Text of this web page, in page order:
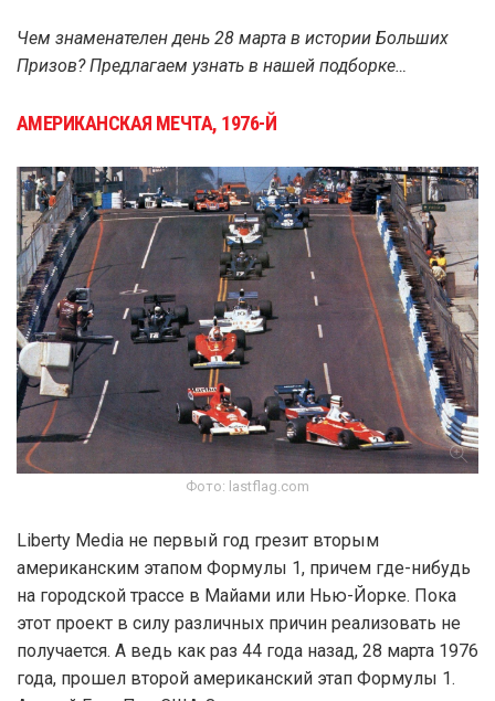
Чем знаменателен день 28 марта в истории Больших
Призов? Предлагаем узнать в нашей подборке…
АМЕРИКАНСКАЯ МЕЧТА, 1976-Й
Фото: lastflag.com
Liberty Media не первый год грезит вторым
американским этапом Формулы 1, причем где-нибудь
на городской трассе в Майами или Нью-Йорке. Пока
этот проект в силу различных причин реализовать не
получается. А ведь как раз 44 года назад, 28 марта 1976
года, прошел второй американский этап Формулы 1.